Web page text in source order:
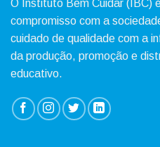
O Instituto Bem Cuidar (IBC)
compromisso com a
cuidado de qualidade com a
da produção, promoção e
educativo.